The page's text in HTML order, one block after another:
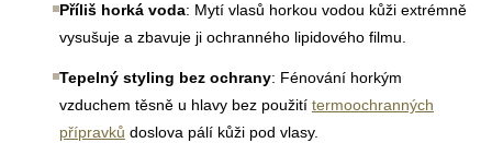
Příliš horká voda: Mytí vlasů horkou vodou kůži extrémně
vysušuje a zbavuje ji ochranného lipidového filmu.
Tepelný styling bez ochrany: Fénování horkým
vzduchem těsně u hlavy bez použití termoochranných
přípravků doslova pálí kůži pod vlasy.